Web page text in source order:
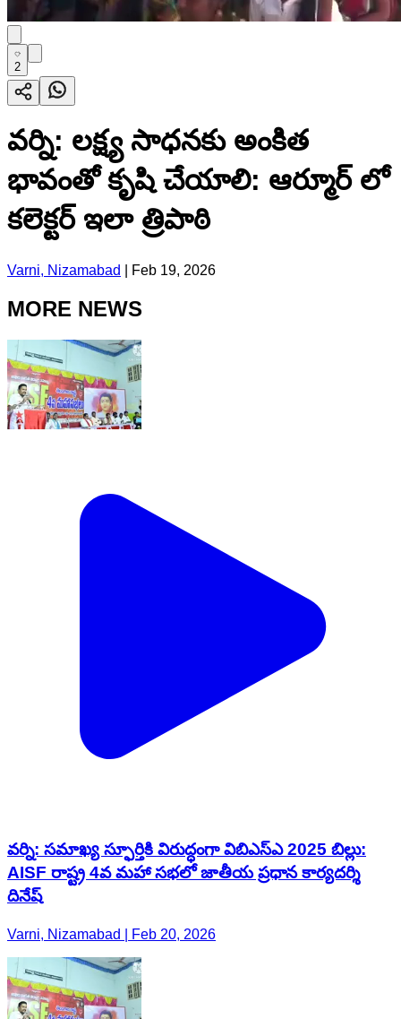
2
వర్ని: లక్ష్య సాధనకు అంకిత
భావంతో కృషి చేయాలి: ఆర్మూర్ లో
కలెక్టర్ ఇలా త్రిపాఠి
Varni, Nizamabad Feb 19, 2026
MORE NEWS
వర్ని: సమాఖ్య స్ఫూర్తికి విరుద్ధంగా విబిఎస్ఎ 2025 బిల్లు:
AISF రాష్ట్ర 4వ మహా సభలో జాతీయ ప్రధాన కార్యదర్శి
దినేష్
Varni, Nizamabad | Feb 20, 2026